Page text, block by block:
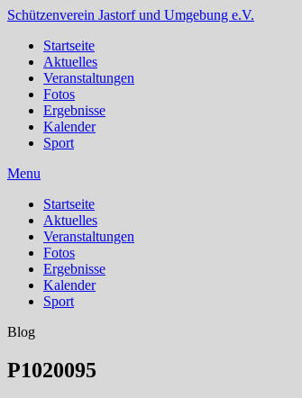
Schützenverein Jastorf und Umgebung e.V.
Startseite
Aktuelles
Veranstaltungen
Fotos
Ergebnisse
Kalender
Sport
Menu
Startseite
Aktuelles
Veranstaltungen
Fotos
Ergebnisse
Kalender
Sport
Blog
P1020095